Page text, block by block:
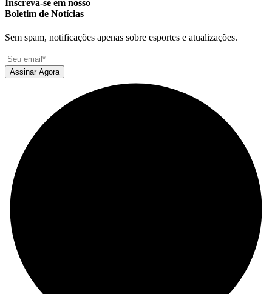
Inscreva-se em nosso
Boletim de Notícias
Sem spam, notificações apenas sobre esportes e atualizações.
Assinar Agora